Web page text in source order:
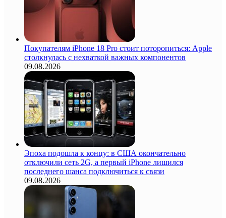
Покупателям iPhone 18 Pro стоит поторопиться: Apple
столкнулась с нехваткой важных компонентов
09.08.2026
Эпоха подошла к концу: в США окончательно
отключили сеть 2G, а первый iPhone лишился
последнего шанса подключиться к связи
09.08.2026